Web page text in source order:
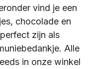
vind je een
chocolade en
zijn als
Alle
in onze winkel